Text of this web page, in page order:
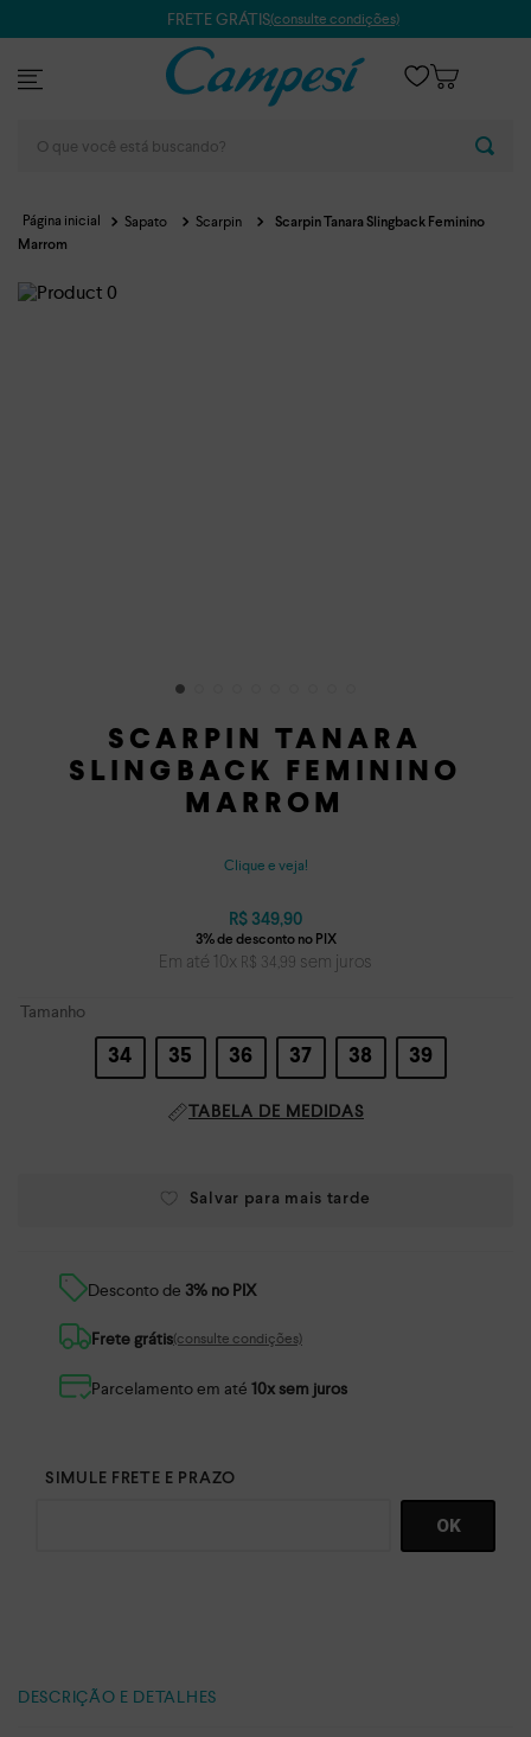
FRETE GRÁTIS(consulte condições)
Sapato Scarpin
Scarpin Tanara Slingback Feminino
Marrom
SCARPIN TANARA
SLINGBACK FEMININO
MARROM
Clique e veja!
R$ 349,90
Em até 10x R$ 34 ,99 sem juros
Tamanho
34 35 36 37 38 39
TABELA DE MEDIDAS
Desconto de 3% no PIX
Frete grátis(consulte condições)
Parcelamento em até 10x sem juros
DESCRIÇÃO E DETALHES